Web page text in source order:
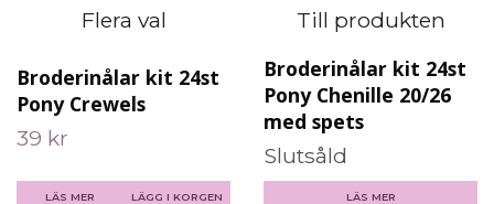
Flera val
Broderinålar kit 24st
Pony Crewels
39 kr
LÄS MER LÄGG I KORGEN
Till produkten
Broderinålar kit 24st
Pony Chenille 20/26
med spets
Slutsåld
LÄS MER